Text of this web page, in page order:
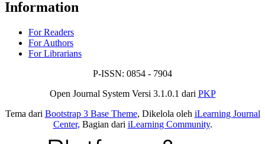
Information
For Readers
For Authors
For Librarians
P-ISSN: 0854 - 7904
Open Journal System Versi 3.1.0.1 dari PKP
Tema dari Bootstrap 3 Base Theme, Dikelola oleh iLearning Journal
Center, Bagian dari iLearning Community.